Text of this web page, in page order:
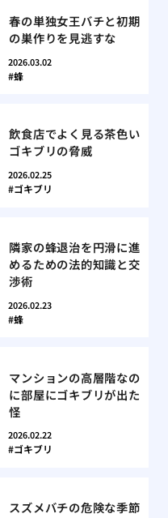
春の単独女王バチと初期
の巣作りを見逃すな
2026.03.02
蜂
飲食店でよく見る茶色い
ゴキブリの脅威
2026.02.25
ゴキブリ
隣家の蜂退治を円滑に進
めるための法的知識と交
渉術
2026.02.23
蜂
マンションの高層階なの
に部屋にゴキブリが出た
怪
2026.02.22
ゴキブリ
スズメバチの危険な季節